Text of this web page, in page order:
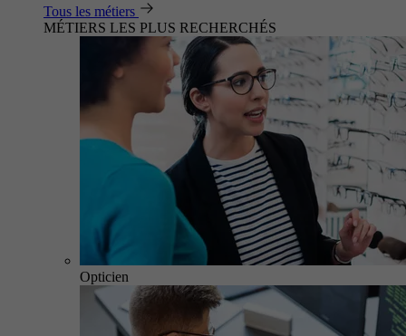
Tous les métiers
MÉTIERS LES PLUS RECHERCHÉS
Opticien